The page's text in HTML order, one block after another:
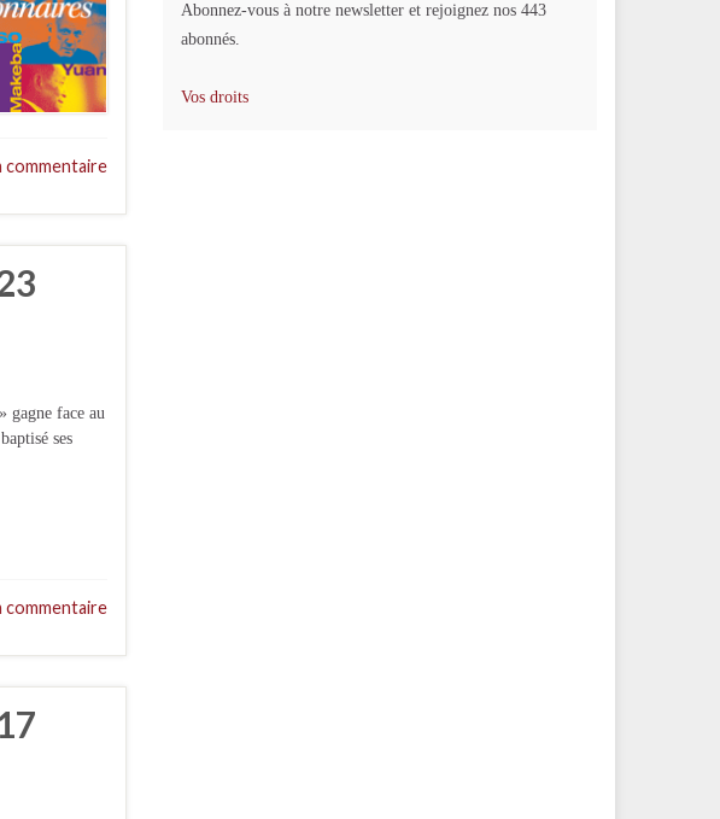
commentaire
gagne face au
ses
commentaire
Abonnez-vous à notre newsletter et rejoignez nos 443
abonnés.
Vos droits